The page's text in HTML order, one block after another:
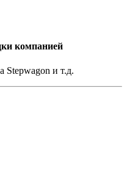
компанией
Stepwagon и т.д.